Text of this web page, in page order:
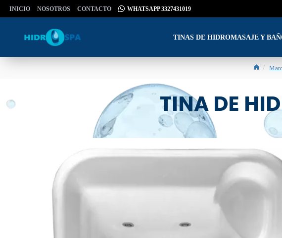
INICIO NOSOTROS CONTACTO WHATSAPP 3327431019
TINAS DE HIDROMASAJE Y
TINA DE